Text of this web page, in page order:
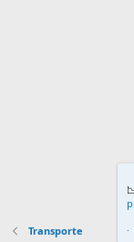
Transporte
.